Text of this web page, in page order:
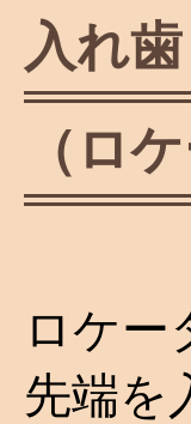
入れ
（ロ
ロケー
先端を